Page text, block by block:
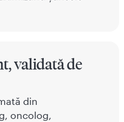
validată de
din
oncolog,